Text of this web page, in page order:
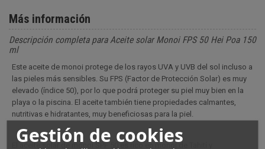
Gestión de cookies
Más información
Descripción completa para Aceite solar Monoi FPS 50 Hei Poa 150
ml
Este aceite de monoi protege de los rayos UVA y UVB del sol incluso a
las pieles más sensibles. Su FPS (Factor de Protección Solar) es muy
elevado (índice 50), por lo que podrá proteger su piel muy bien en la
playa o la piscina. El aceite también tiene propiedades calmantes,
nutritivas e hidratantes, muy beneficiosas para la piel.